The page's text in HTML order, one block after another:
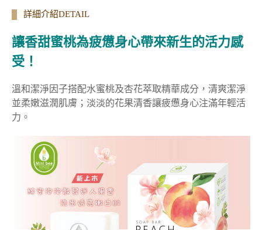
詳細介紹DETAIL
讓香甜蜜桃為疲憊身心帶來新生的活力感
受！
溫和潔淨因子搭配水蜜桃及杏花萃取精華成分，清爽潔淨
並柔嫩滋潤肌膚；淡淡的花果清香讓疲憊身心注滿年輕活
力。